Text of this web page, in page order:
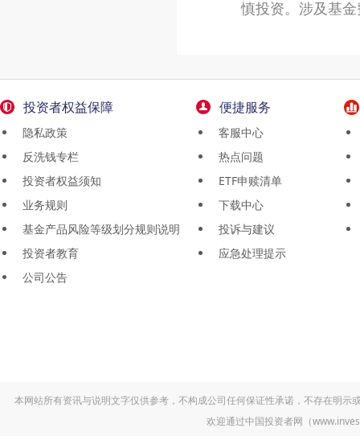
慎投资。涉及基
投资者权益保障
隐私政策
反洗钱专栏
投资者权益须知
业务规则
基金产品风险等级划分规则说明
投资者教育
公司公告
便捷服务
客服中心
热点问题
ETF申赎清单
下载中心
投诉与建议
应急处理提示
本网站所有资讯与说明文字仅供参考，不构成公司任何保证性承诺，不存在明
欢迎通过中国投资者网（